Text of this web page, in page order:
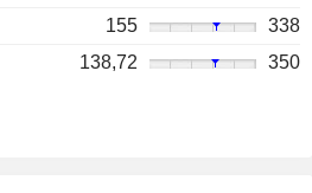
155
338
138,72 350